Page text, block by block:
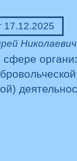
Николаевич
сфере